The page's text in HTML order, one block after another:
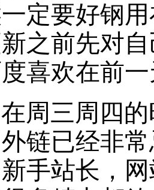
定要好钢
之前先对
喜欢在前
周三周四
链已经非
手站长，